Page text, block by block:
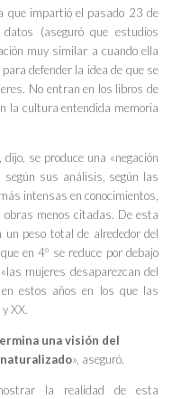
que impartió el pasado 23 de
(aseguró que estudios
muy similar a cuando ella
defender la idea de que se
No entran en los libros de
la cultura entendida memoria
se produce una «negación
según sus análisis, según las
intensas en conocimientos,
obras menos citadas. De esta
peso total de alrededor del
en 4º se reduce por debajo
mujeres desaparezcan del
estos años en los que las
XX.
una visión del
», aseguró.
la realidad de esta